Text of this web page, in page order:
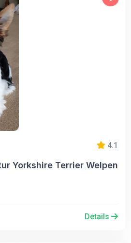
4.1
Yorkshire Terrier Welpen
Details